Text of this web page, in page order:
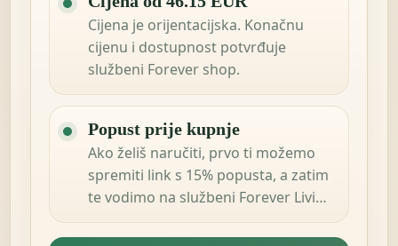
Cijena je orijentacijska. Konačnu
cijenu i dostupnost potvrđuje
službeni Forever shop.
Popust prije kupnje
Ako želiš naručiti, prvo ti možemo
spremiti link s 15% popusta, a zatim
te vodimo na službeni Forever Living
Products shop u tvojoj zemlji.